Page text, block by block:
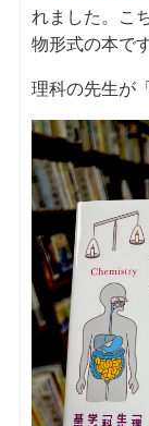
れました。こ
物形式の本です
理科の先生が